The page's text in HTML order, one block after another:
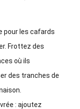
pour les cafards
Frottez des
où ils
des tranches de
: ajoutez